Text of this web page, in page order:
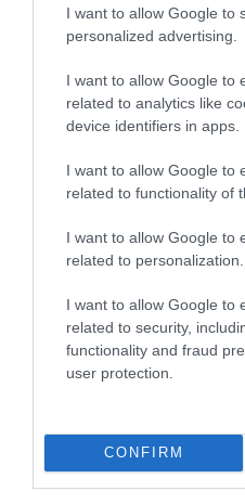
I want to allow Google to
personalized advertising.
I want to allow Google to
related to analytics like
device identifiers in apps.
I want to allow Google to
related to functionality of
I want to allow Google to
related to personalization.
I want to allow Google to
related to security,
functionality and fraud
user protection.
CONFIRM